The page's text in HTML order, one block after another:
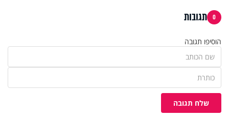
0 תגובות
הוסיפו תגובה
שלח תגובה